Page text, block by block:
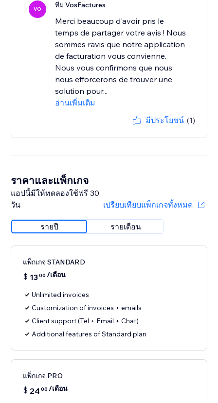
VO ทีม VosFactures
Merci beaucoup d'avoir pris le
temps de partager votre avis ! Nous
sommes ravis que notre application
de facturation vous convienne.
Nous vous confirmons que nous
nous efforcerons de trouver une
solution pour...
อ่านเพิ่มเติม
มีประโยชน์ (1)
ราคาและแพ็กเกจ
แอปนี้มีให้ทดลองใช้ฟรี 30
วัน
เปรียบเทียบแพ็กเกจทั้งหมด
รายปี รายเดือน
แพ็กเกจ STANDARD
$ 1300 /เดือน
Unlimited invoices
Customization of invoices + emails
Client support (Tel + Email + Chat)
Additional features of Standard plan
แพ็กเกจ PRO
$ 24 00 /เดือน